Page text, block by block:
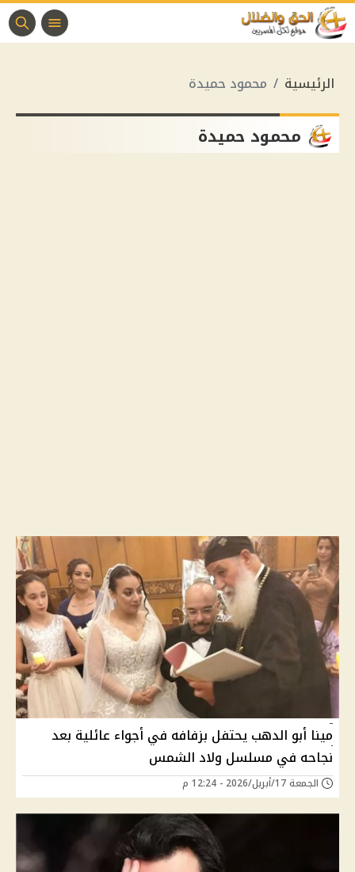
الرئيسية محمود حميدة
محمود حميدة
مينا أبو الدهب يحتفل بزفافه في أجواء عائلية بعد
نجاحه في مسلسل ولاد الشمس
الجمعة 17/أبريل/2026 - 12:24 م